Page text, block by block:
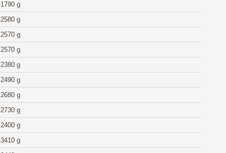
1790 g
2580 g
2570 g
2570 g
2380 g
2490 g
2680 g
2730 g
2400 g
3410 g